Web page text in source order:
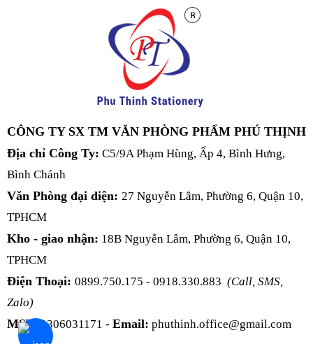
CÔNG TY SX TM VĂN PHÒNG PHẨM PHÚ THỊNH
Địa chỉ Công Ty: C5/9A Phạm Hùng, Ấp 4, Bình Hưng,
Bình Chánh
Văn Phòng đại diện: 27 Nguyễn Lâm, Phường 6, Quận 10,
TPHCM
Kho - giao nhận: 18B Nguyễn Lâm, Phường 6, Quận 10,
TPHCM
Điện Thoại: 0899.750.175 - 0918.330.883 (Call, SMS,
Zalo)
MST: 0306031171 - Email: phuthinh.office@gmail.com